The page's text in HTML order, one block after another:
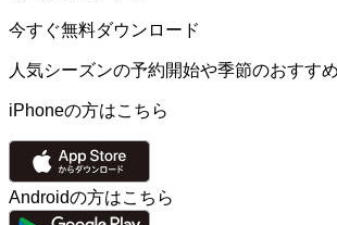
今すぐ無料ダウンロード
人気シーズンの予約開始や季節のおすす
iPhoneの方はこちら
Androidの方はこちら